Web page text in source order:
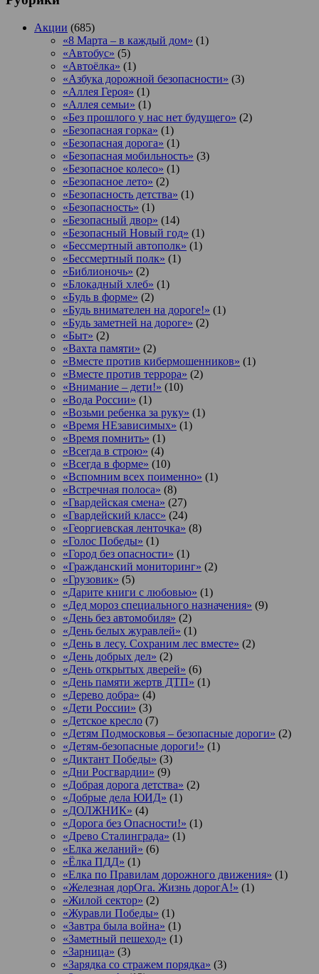
Акции (685)
«8 Марта – в каждый дом» (1)
«Автобус» (5)
«Автоёлка» (1)
«Азбука дорожной безопасности» (3)
«Аллея Героя» (1)
«Аллея семьи» (1)
«Без прошлого у нас нет будущего» (2)
«Безопасная горка» (1)
«Безопасная дорога» (1)
«Безопасная мобильность» (3)
«Безопасное колесо» (1)
«Безопасное лето» (2)
«Безопасность детства» (1)
«Безопасность» (1)
«Безопасный двор» (14)
«Безопасный Новый год» (1)
«Бессмертный автополк» (1)
«Бессмертный полк» (1)
«Библионочь» (2)
«Блокадный хлеб» (1)
«Будь в форме» (2)
«Будь внимателен на дороге!» (1)
«Будь заметней на дороге» (2)
«Быт» (2)
«Вахта памяти» (2)
«Вместе против кибермошенников» (1)
«Вместе против террора» (2)
«Внимание – дети!» (10)
«Вода России» (1)
«Возьми ребенка за руку» (1)
«Время НЕзависимых» (1)
«Время помнить» (1)
«Всегда в строю» (4)
«Всегда в форме» (10)
«Вспомним всех поименно» (1)
«Встречная полоса» (8)
«Гвардейская смена» (27)
«Гвардейский класс» (24)
«Георгиевская ленточка» (8)
«Голос Победы» (1)
«Город без опасности» (1)
«Гражданский мониторинг» (2)
«Грузовик» (5)
«Дарите книги с любовью» (1)
«Дед мороз специального назначения» (9)
«День без автомобиля» (2)
«День белых журавлей» (1)
«День в лесу. Сохраним лес вместе» (2)
«День добрых дел» (2)
«День открытых дверей» (6)
«День памяти жертв ДТП» (1)
«Дерево добра» (4)
«Дети России» (3)
«Детское кресло (7)
«Детям Подмосковья – безопасные дороги» (2)
«Детям-безопасные дороги!» (1)
«Диктант Победы» (3)
«Дни Росгвардии» (9)
«Добрая дорога детства» (2)
«Добрые дела ЮИД» (1)
«ДОЛЖНИК» (4)
«Дорога без Опасности!» (1)
«Древо Сталинграда» (1)
«Елка желаний» (6)
«Ёлка ПДД» (1)
«Елка по Правилам дорожного движения» (1)
«Железная дорОга. Жизнь дорогА!» (1)
«Жилой сектор» (2)
«Журавли Победы» (1)
«Завтра была война» (1)
«Заметный пешеход» (1)
«Зарница» (3)
«Зарядка со стражем порядка» (3)